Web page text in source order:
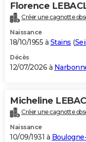
Alimentation
Guide de la santé
Maladies
Médicaments
Sommeil
VOYAGE
Destinations
City break
Voyage nature
Voyage de noces
Forum
Climat
+PHOTO
GUIDES D'ACHAT
BONS PLANS
Carte de Noël
Carte Bonne année
Carte Saint-Valentin
Carte Pâques
Carte d'anniversaire
DICTIONNAIRE
Dictionnaire
Biographies
Citations
Expressions
Proverbes
PROGRAMME TV
Florence
Créer une cagnotte
Naissance
18/10/1955 à Stains (
Décès
12/07/2026 à
Micheline
Créer une cagnotte
Naissance
10/09/1931 à